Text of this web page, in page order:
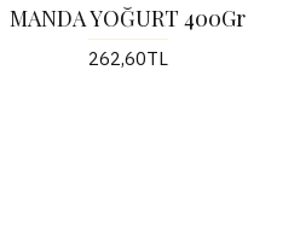
MANDA YOĞURT 400Gr
262,60TL